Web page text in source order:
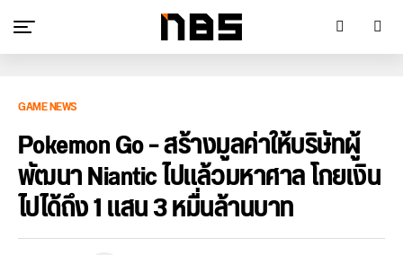
GAME NEWS
Pokemon Go – สร้างมูลค่าให้บริษัทผู้
พัฒนา Niantic ไปแล้วมหาศาล โกยเงิน
ไปได้ถึง 1 แสน 3 หมื่นล้านบาท